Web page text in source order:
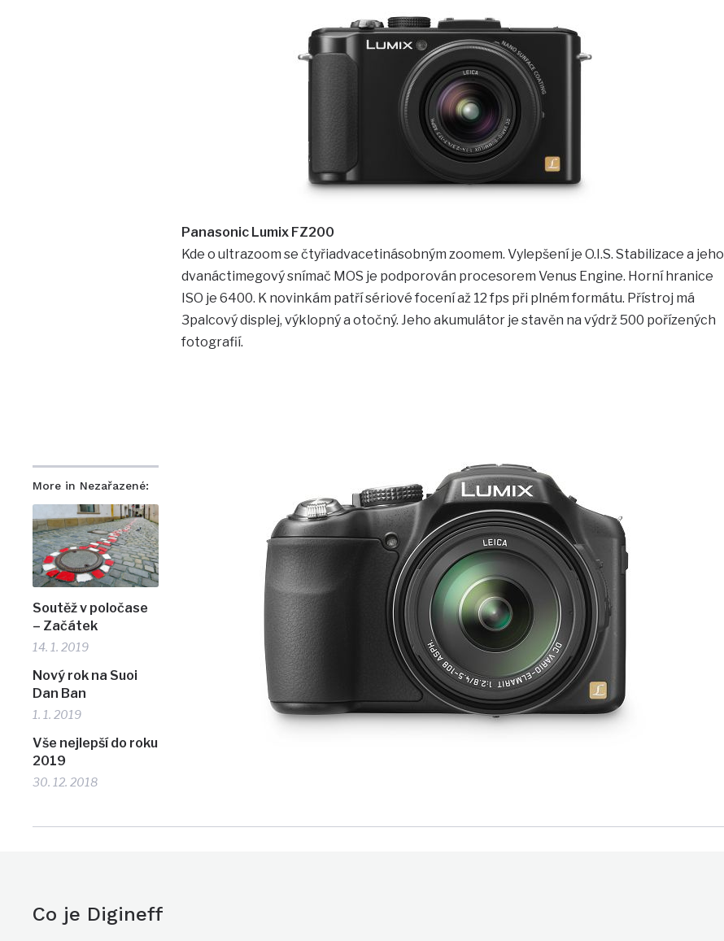
More in Nezařazené:
Soutěž v poločase
– Začátek
14. 1. 2019
Nový rok na Suoi
Dan Ban
1. 1. 2019
Vše nejlepší do roku
2019
30. 12. 2018
Panasonic Lumix FZ200
Kde o ultrazoom se čtyřiadvacetinásobným zoomem. Vylepšení je O.I.S. Stabilizace a jeho
dvanáctimegový snímač MOS je podporován procesorem Venus Engine. Horní hranice
ISO je 6400. K novinkám patří sériové focení až 12 fps při plném formátu. Přístroj má
3palcový displej, výklopný a otočný. Jeho akumulátor je stavěn na výdrž 500 pořízených
fotografií.
Co je Digineff